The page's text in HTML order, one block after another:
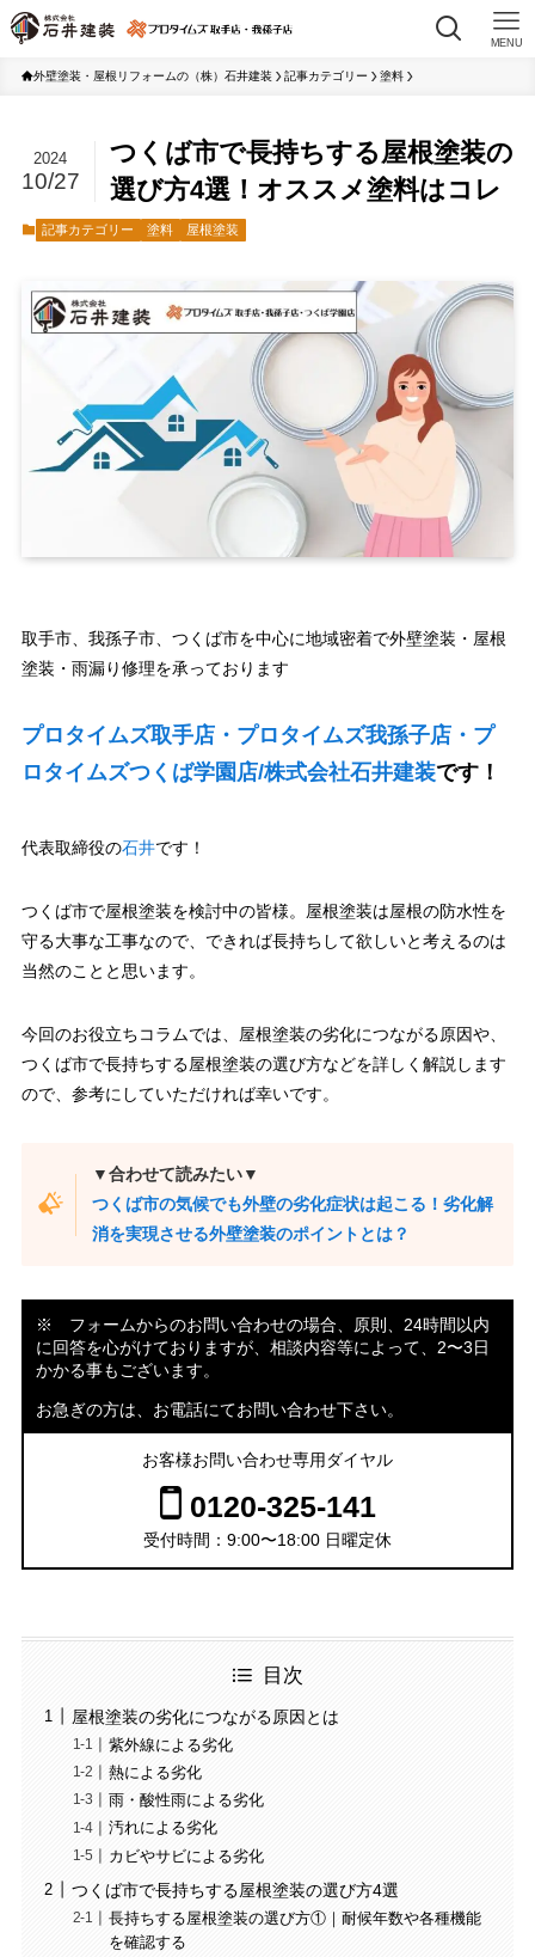
MENU
外壁塗装・屋根リフォームの（株）石井建装 記事カテゴリー 塗料
つくば市で長持ちする屋根塗装の
選び方4選！オススメ塗料はコレ
2024
10/27
記事カテゴリー 塗料 屋根塗装
取手市、我孫子市、つくば市を中心に地域密着で外壁塗装・屋根
塗装・雨漏り修理を承っております
プロタイムズ取手店・プロタイムズ我孫子店・プ
ロタイムズつくば学園店/株式会社石井建装です！
代表取締役の石井です！
つくば市で屋根塗装を検討中の皆様。屋根塗装は屋根の防水性を
守る大事な工事なので、できれば長持ちして欲しいと考えるのは
当然のことと思います。
今回のお役立ちコラムでは、屋根塗装の劣化につながる原因や、
つくば市で長持ちする屋根塗装の選び方などを詳しく解説します
ので、参考にしていただければ幸いです。
▼合わせて読みたい▼
つくば市の気候でも外壁の劣化症状は起こる！劣化解
消を実現させる外壁塗装のポイントとは？
※ フォームからのお問い合わせの場合、原則、24時間以内
に回答を心がけておりますが、相談内容等によって、2〜3日
かかる事もございます。
お急ぎの方は、お電話にてお問い合わせ下さい。
お客様お問い合わせ専用ダイヤル
0120-325-141
受付時間：9:00〜18:00 日曜定休
目次
屋根塗装の劣化につながる原因とは
紫外線による劣化
熱による劣化
雨・酸性雨による劣化
汚れによる劣化
カビやサビによる劣化
つくば市で長持ちする屋根塗装の選び方4選
長持ちする屋根塗装の選び方①｜耐候年数や各種機能
を確認する